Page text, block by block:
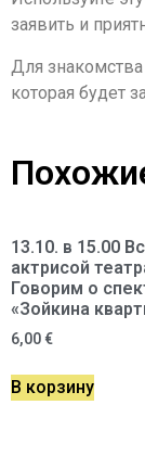
заявить и
Для
которая будет
13.10. в 15.00
актрисой
Говорим о
«Зойкина
6,00€
В корзину